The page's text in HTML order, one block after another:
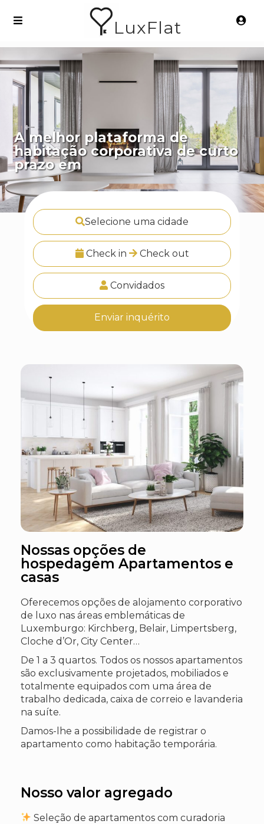
LuxFlat
A melhor plataforma de
habitação corporativa de curto
prazo em
Madri
Selecione uma cidade
Check in Check out
Convidados
Enviar inquérito
Nossas opções de
hospedagem Apartamentos e
casas
Oferecemos opções de alojamento corporativo
de luxo nas áreas emblemáticas de
Luxemburgo: Kirchberg, Belair, Limpertsberg,
Cloche d’Or, City Center…
De 1 a 3 quartos. Todos os nossos apartamentos
são exclusivamente projetados, mobiliados e
totalmente equipados com uma área de
trabalho dedicada, caixa de correio e lavanderia
na suíte.
Damos-lhe a possibilidade de registrar o
apartamento como habitação temporária.
Nosso valor agregado
Seleção de apartamentos com curadoria